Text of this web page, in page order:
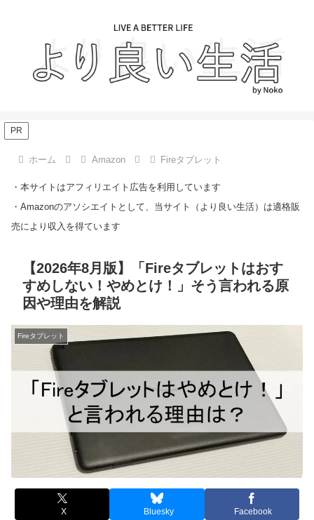
PR
ホーム Amazon Fireタブレット
・本サイトはアフィリエイト広告を利用しています
・Amazonのアソシエイトとして、当サイト（より良い生活）は適格販
売により収入を得ています
【2026年8月版】「Fireタブレットはおす
すめしない！やめとけ！」そう言われる原
因や理由を解説
Fireタブレット
X Bluesky Facebook